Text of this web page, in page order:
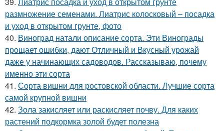
размножение семенами. Лиатрис колосковый – посадка
и уход в открытом грунте, фото
40. Виноград натали описание сорта. Эти Винограды
прощает ошибки, дают Отличный и Вкусный урожай
даже у начинающих садоводов. Рассказываю, почему
именно эти сорта
41. Сорта вишни для ростовской области. Лучшие сорта
самой крупной вишни
42. Зола закисляет или раскисляет почву. Для каких
растений подкормка золой будет полезна